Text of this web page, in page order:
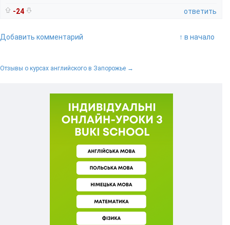
-24 ответить
Добавить комментарий ↑ в начало
Отзывы о курсах английского в Запорожье →